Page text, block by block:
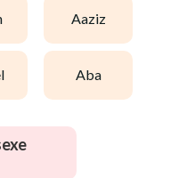
aaziz
aba